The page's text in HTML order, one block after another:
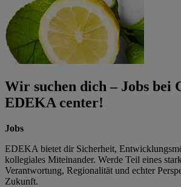
Wir suchen dich – Jobs bei
EDEKA center!
Jobs
EDEKA bietet dir Sicherheit,
kollegiales Miteinander. Werde Teil eines
Verantwortung, Regionalität und echter
Zukunft.